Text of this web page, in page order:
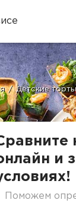
/ Детские
и
Поможем